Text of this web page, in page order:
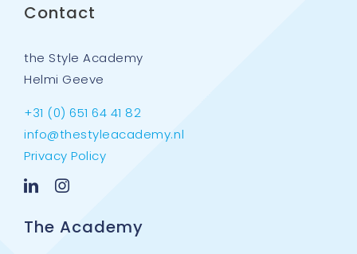
Contact
the Style Academy
Helmi Geeve
+31 (0) 651 64 41 82
info@thestyleacademy.nl
Privacy Policy
The Academy